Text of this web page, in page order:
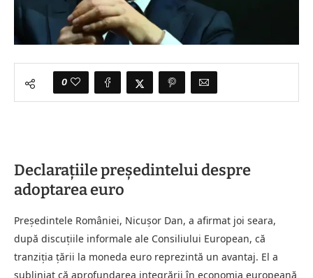
0
Declarațiile președintelui despre
adoptarea euro
Președintele României, Nicușor Dan, a afirmat joi seara,
după discuțiile informale ale Consiliului European, că
tranziția țării la moneda euro reprezintă un avantaj. El a
subliniat că aprofundarea integrării în economia europeană